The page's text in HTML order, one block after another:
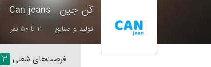
کَن جین|
Can jeans
تولید و صنایع ۱۱ تا ۵۰ نفر
فرصت‌های شغلی ۳